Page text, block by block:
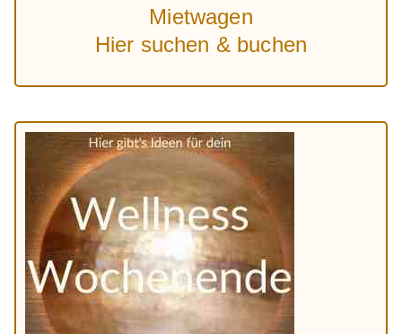
Mietwagen
Hier suchen & buchen